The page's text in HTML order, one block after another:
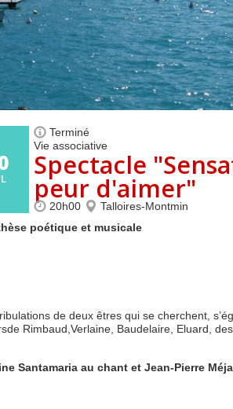
Terminé
Vie associative
Spectacle
peur d'aimer"
20h00
Talloires-Montmin
poétique et musicale
de deux êtres qui se cherchent,
Rimbaud,Verlaine, Baudelaire, Eluard, des
Santamaria au chant et Jean-Pierre